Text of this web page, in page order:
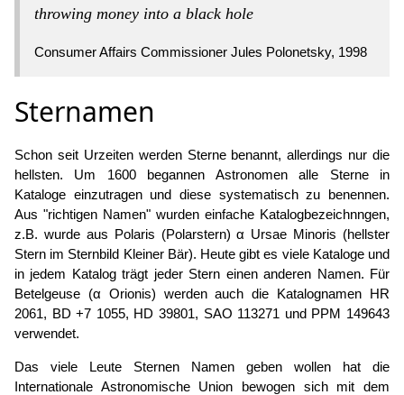
throwing money into a black hole
Consumer Affairs Commissioner Jules Polonetsky, 1998
Sternamen
Schon seit Urzeiten werden Sterne benannt, allerdings nur die
hellsten. Um 1600 begannen Astronomen alle Sterne in
Kataloge einzutragen und diese systematisch zu benennen.
Aus "richtigen Namen" wurden einfache Katalogbezeichnngen,
z.B. wurde aus Polaris (Polarstern) α Ursae Minoris (hellster
Stern im Sternbild Kleiner Bär). Heute gibt es viele Kataloge und
in jedem Katalog trägt jeder Stern einen anderen Namen. Für
Betelgeuse (α Orionis) werden auch die Katalognamen HR
2061, BD +7 1055, HD 39801, SAO 113271 und PPM 149643
verwendet.
Das viele Leute Sternen Namen geben wollen hat die
Internationale Astronomische Union bewogen sich mit dem